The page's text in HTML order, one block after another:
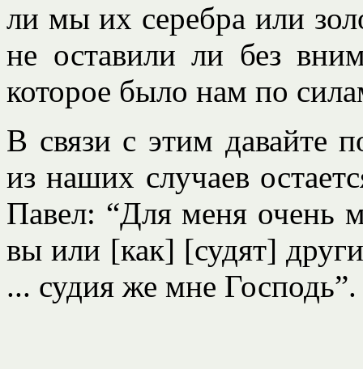
ли мы их серебра или
не оставили ли без
которое было нам по
В связи с этим давайте
из наших случаев
Павел: “Для меня очень
вы или [как] [судят]
... судия же мне Господь”.